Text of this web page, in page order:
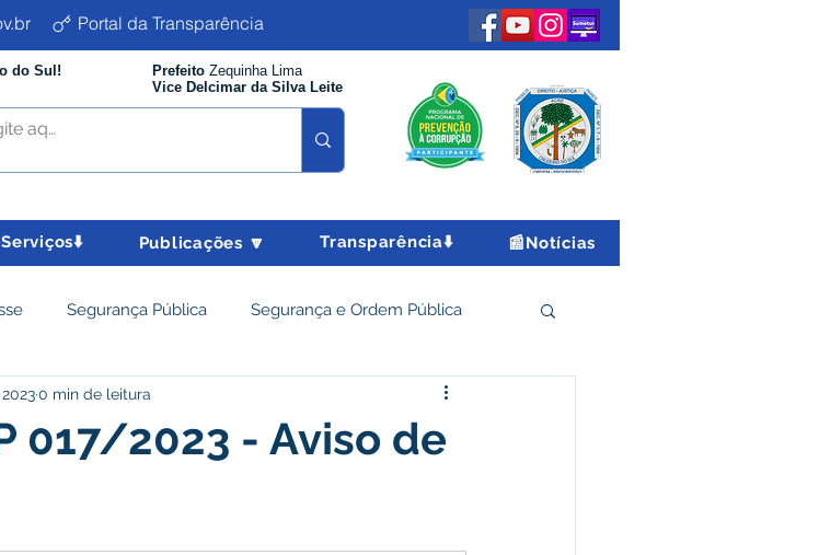
Portal da Transparência
do Sul! Prefeito Zequinha Lima
Vice Delcimar da Silva Leite
Serviços⬇️ Publicações 🔽 Transparência⬇️ 📰Notícias
Segurança Pública Segurança e Ordem Pública
Parcerias Desenvolvimento Econômico e Turismo
017/2023 - Aviso de
0 min de leitura